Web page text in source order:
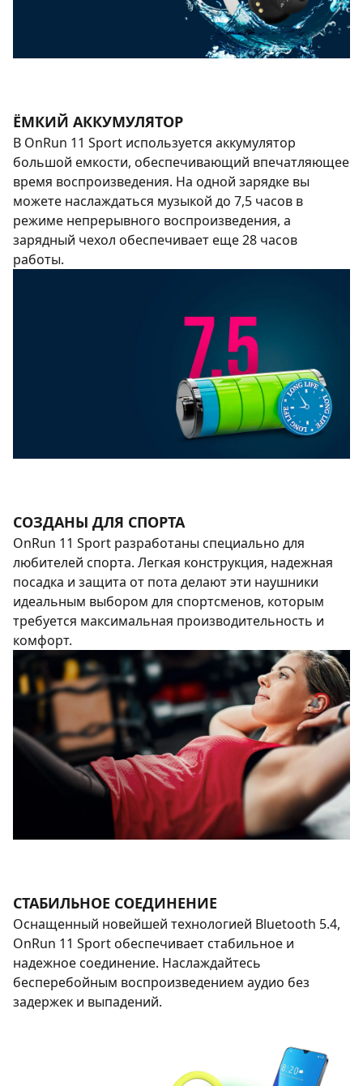
ЁМКИЙ АККУМУЛЯТОР
В OnRun 11 Sport используется аккумулятор
большой емкости, обеспечивающий впечатляющее
время воспроизведения. На одной зарядке вы
можете наслаждаться музыкой до 7,5 часов в
режиме непрерывного воспроизведения, а
зарядный чехол обеспечивает еще 28 часов
работы.
СОЗДАНЫ ДЛЯ СПОРТА
OnRun 11 Sport разработаны специально для
любителей спорта. Легкая конструкция, надежная
посадка и защита от пота делают эти наушники
идеальным выбором для спортсменов, которым
требуется максимальная производительность и
комфорт.
СТАБИЛЬНОЕ СОЕДИНЕНИЕ
Оснащенный новейшей технологией Bluetooth 5.4,
OnRun 11 Sport обеспечивает стабильное и
надежное соединение. Наслаждайтесь
бесперебойным воспроизведением аудио без
задержек и выпадений.